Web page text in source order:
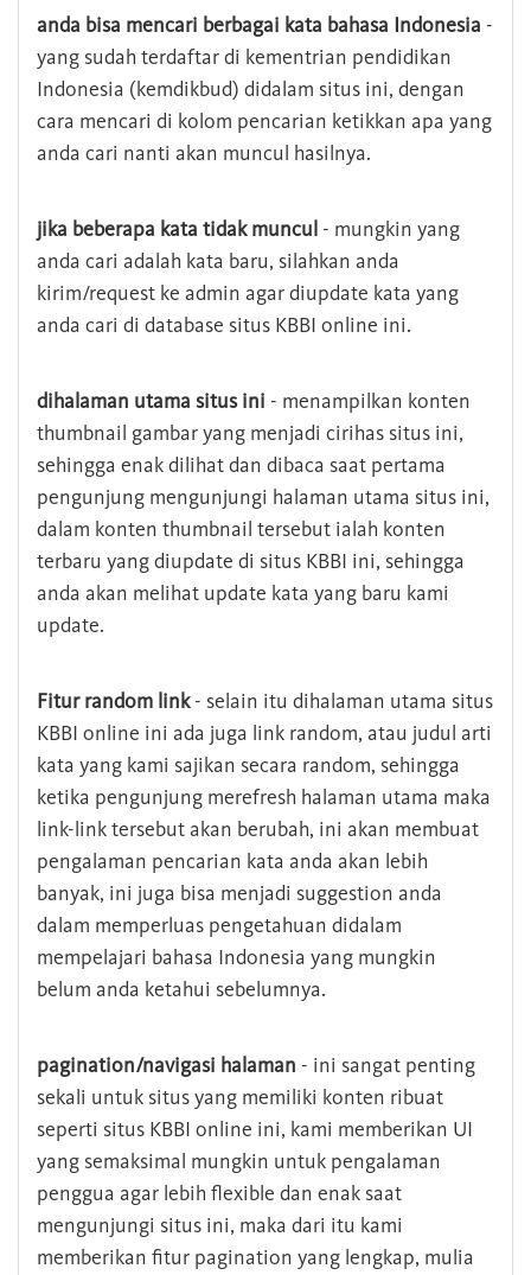
anda bisa mencari berbagai kata bahasa Indonesia -
yang sudah terdaftar di kementrian pendidikan
Indonesia (kemdikbud) didalam situs ini, dengan
cara mencari di kolom pencarian ketikkan apa yang
anda cari nanti akan muncul hasilnya.
jika beberapa kata tidak muncul - mungkin yang
anda cari adalah kata baru, silahkan anda
kirim/request ke admin agar diupdate kata yang
anda cari di database situs KBBI online ini.
dihalaman utama situs ini - menampilkan konten
thumbnail gambar yang menjadi cirihas situs ini,
sehingga enak dilihat dan dibaca saat pertama
pengunjung mengunjungi halaman utama situs ini,
dalam konten thumbnail tersebut ialah konten
terbaru yang diupdate di situs KBBI ini, sehingga
anda akan melihat update kata yang baru kami
update.
Fitur random link- selain itu dihalaman utama situs
KBBI online ini ada juga link random, atau judul arti
kata yang kami sajikan secara random, sehingga
ketika pengunjung merefresh halaman utama maka
link-link tersebut akan berubah, ini akan membuat
pengalaman pencarian kata anda akan lebih
banyak, ini juga bisa menjadi suggestion anda
dalam memperluas pengetahuan didalam
mempelajari bahasa Indonesia yang mungkin
belum anda ketahui sebelumnya.
pagination/navigasi halaman - ini sangat penting
sekali untuk situs yang memiliki konten ribuat
seperti situs KBBI online ini, kami memberikan UI
yang semaksimal mungkin untuk pengalaman
penggua agar lebih flexible dan enak saat
mengunjungi situs ini, maka dari itu kami
memberikan fitur pagination yang lengkap, mulia